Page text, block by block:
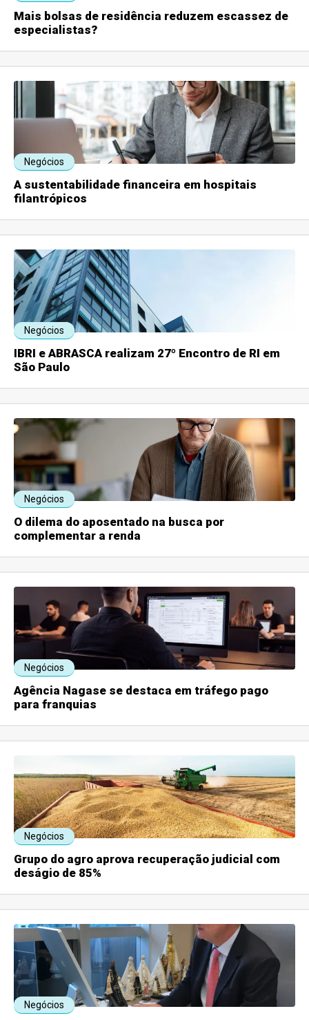
Mais bolsas de residência reduzem escassez de
especialistas?
Negócios
A sustentabilidade financeira em hospitais
filantrópicos
Negócios
IBRI e ABRASCA realizam 27º Encontro de RI em
São Paulo
Negócios
O dilema do aposentado na busca por
complementar a renda
Negócios
Agência Nagase se destaca em tráfego pago
para franquias
Negócios
Grupo do agro aprova recuperação judicial com
deságio de 85%
Negócios